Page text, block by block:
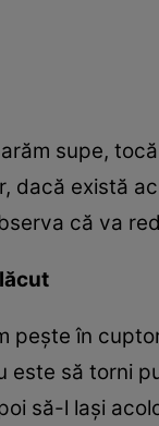
supe,
dacă există
că va
pește în
este să torni
să-l lași